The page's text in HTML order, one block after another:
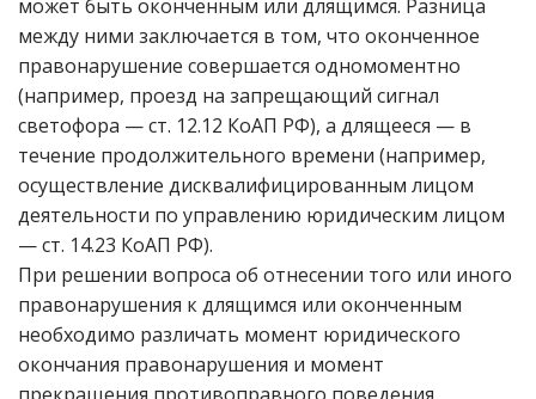
может быть оконченным или длящимся. Разница
между ними заключается в том, что оконченное
правонарушение совершается одномоментно
(например, проезд на запрещающий сигнал
светофора — ст. 12.12 КоАП РФ), а длящееся — в
течение продолжительного времени (например,
осуществление дисквалифицированным лицом
деятельности по управлению юридическим лицом
— ст. 14.23 КоАП РФ).
При решении вопроса об отнесении того или иного
правонарушения к длящимся или оконченным
необходимо различать момент юридического
окончания правонарушения и момент